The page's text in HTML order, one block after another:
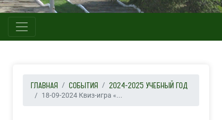
ГЛАВНАЯ СОБЫТИЯ 2024-2025 УЧЕБНЫЙ ГОД
18-09-2024 Квиз-игра «...